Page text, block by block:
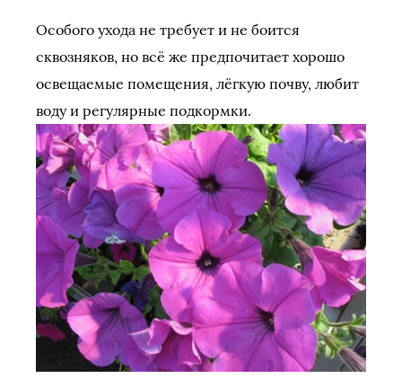
Особого ухода не требует и не боится
сквозняков, но всё же предпочитает хорошо
освещаемые помещения, лёгкую почву, любит
воду и регулярные подкормки.